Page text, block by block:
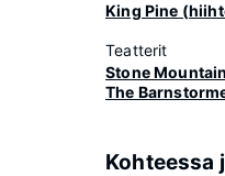
King Pine
Teatterit
Stone
The
Kohteessa